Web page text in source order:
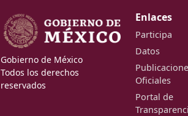
Gobierno de México
Todos los derechos
reservados
Enlaces
Participa
Datos
Oficiales
Portal de